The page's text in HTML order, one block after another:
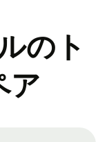
のト
ア